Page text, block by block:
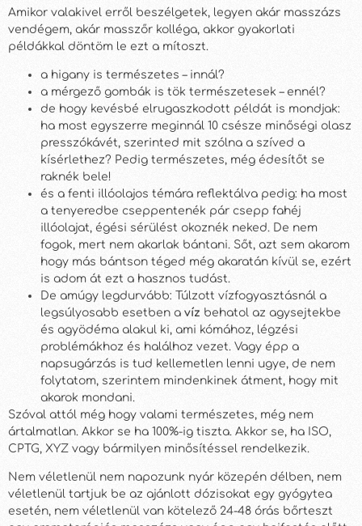
Amikor valakivel erről beszélgetek, legyen akár masszázs
vendégem, akár masszőr kolléga, akkor gyakorlati
példákkal döntöm le ezt a mítoszt.
a higany is természetes – innál?
a mérgező gombák is tök természetesek – ennél?
de hogy kevésbé elrugaszkodott példát is mondjak:
ha most egyszerre meginnál 10 csésze minőségi olasz
presszókávét, szerinted mit szólna a szíved a
kísérlethez? Pedig természetes, még édesítőt se
raknék bele!
és a fenti illóolajos témára reflektálva pedig: ha most
a tenyeredbe cseppentenék pár csepp fahéj
illóolajat, égési sérülést okoznék neked. De nem
fogok, mert nem akarlak bántani. Sőt, azt sem akarom
hogy más bántson téged még akaratán kívül se, ezért
is adom át ezt a hasznos tudást.
De amúgy legdurvább: Túlzott vízfogyasztásnál a
legsúlyosabb esetben a víz behatol az agysejtekbe
és agyödéma alakul ki, ami kómához, légzési
problémákhoz és halálhoz vezet. Vagy épp a
napsugárzás is tud kellemetlen lenni ugye, de nem
folytatom, szerintem mindenkinek átment, hogy mit
akarok mondani.
Szóval attól még hogy valami természetes, még nem
ártalmatlan. Akkor se ha 100%-ig tiszta. Akkor se, ha ISO,
CPTG, XYZ vagy bármilyen minősítéssel rendelkezik.
Nem véletlenül nem napozunk nyár közepén délben, nem
véletlenül tartjuk be az ajánlott dózisokat egy gyógytea
esetén, nem véletlenül van kötelező 24-48 órás bőrteszt